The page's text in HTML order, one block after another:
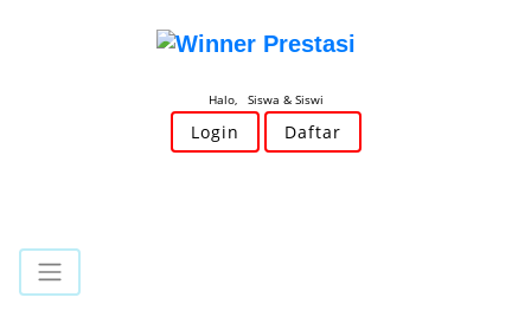
Halo, Siswa & Siswi
Login Daftar